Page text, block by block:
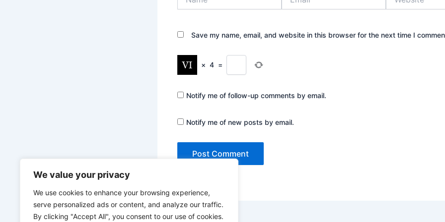
We value your privacy
We use cookies to enhance your browsing experience,
serve personalized ads or content, and analyze our traffic.
By clicking "Accept All", you consent to our use of cookies.
Save my name, email, and website in this browser for the next time I
× 4 =
Notify me of follow-up comments by email.
Notify me of new posts by email.